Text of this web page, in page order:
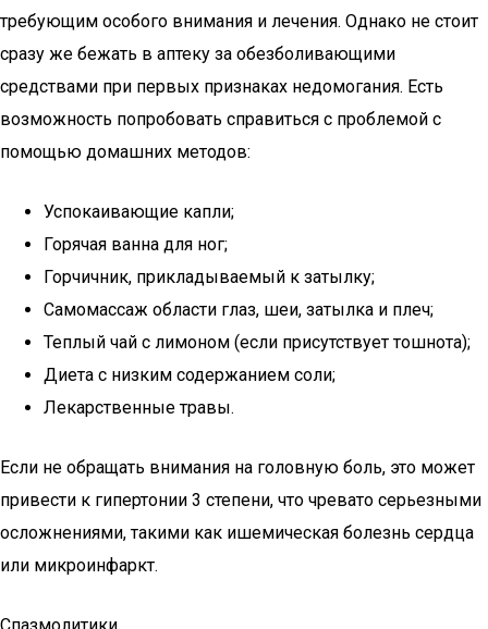
требующим особого внимания и лечения. Однако не стоит
сразу же бежать в аптеку за обезболивающими
средствами при первых признаках недомогания. Есть
возможность попробовать справиться с проблемой с
помощью домашних методов:
Успокаивающие капли;
Горячая ванна для ног;
Горчичник, прикладываемый к затылку;
Самомассаж области глаз, шеи, затылка и плеч;
Теплый чай с лимоном (если присутствует тошнота);
Диета с низким содержанием соли;
Лекарственные травы.
Если не обращать внимания на головную боль, это может
привести к гипертонии 3 степени, что чревато серьезными
осложнениями, такими как ишемическая болезнь сердца
или микроинфаркт.